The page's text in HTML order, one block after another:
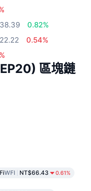
0.82%
0.54%
區塊鏈
WFI NT$66.43 0.61%